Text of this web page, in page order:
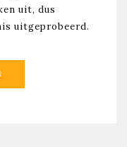
uit, dus
uitgeprobeerd.